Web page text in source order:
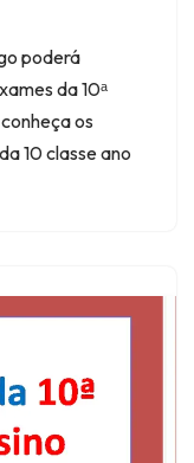
poderá
da 10ᵃ
os
10 classe ano